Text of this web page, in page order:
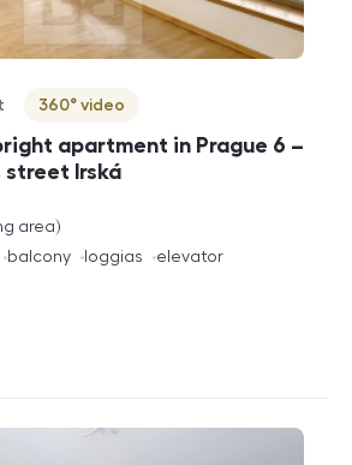
apartment in Prague 6 –
street Irská
360° video
area
balcony loggias elevator